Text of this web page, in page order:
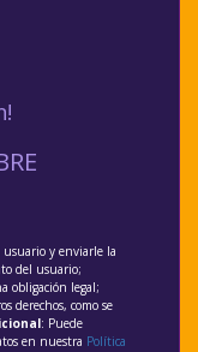
usuario y enviarle la
del usuario;
obligación legal;
derechos, como se
: Puede
en nuestra Política